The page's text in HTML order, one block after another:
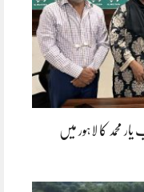
محمد کا لاہور میں